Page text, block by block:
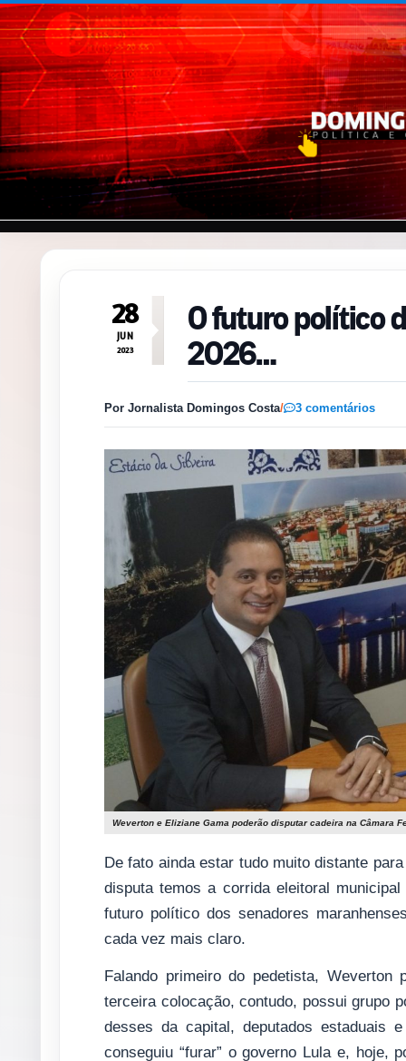
Pular para o conteúdo
28
JUN
2023
O futuro político
2026…
Por Jornalista Domingos Costa/ 3 comentários
Weverton e Eliziane Gama poderão disputar cadeira na Câmara
De fato ainda estar tudo muito distante
disputa temos a corrida eleitoral
futuro político dos senadores
cada vez mais claro.
Falando primeiro do pedetista,
terceira colocação, contudo, possui grupo
desses da capital, deputados estaduais
conseguiu “furar” o governo Lula e, hoje,